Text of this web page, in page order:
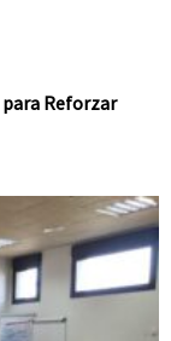
Reforzar